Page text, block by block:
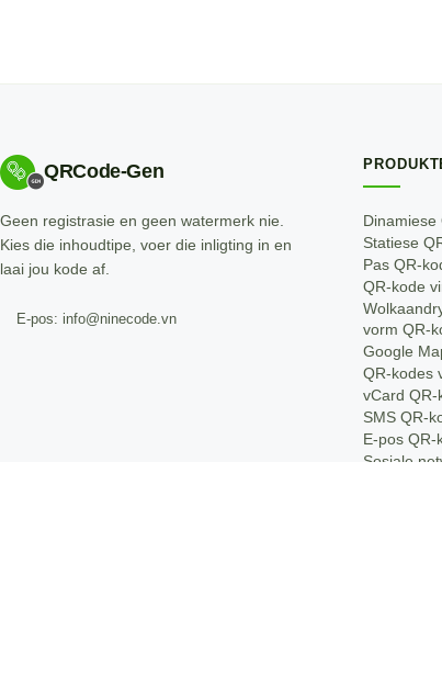
QRCode-Gen
Geen registrasie en geen watermerk nie.
Kies die inhoudtipe, voer die inligting in en
laai jou kode af.
E-pos: info@ninecode.vn
Dinamiese
Statiese
Pas QR-
QR-kode
vorm QR-
Google
QR-kodes
vCard QR-
SMS QR-
E-pos QR-
Sosiale